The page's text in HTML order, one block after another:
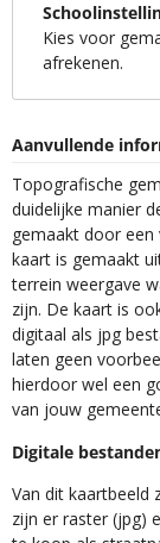
Kies voor
afrekenen.
Aanvullende
Topografische
duidelijke manier
gemaakt door een
kaart is gemaakt
terrein weergave
zijn. De kaart is
digitaal als jpg
laten geen
hierdoor wel een
van jouw
Digitale
Van dit kaartbeeld
zijn er raster (jpg)